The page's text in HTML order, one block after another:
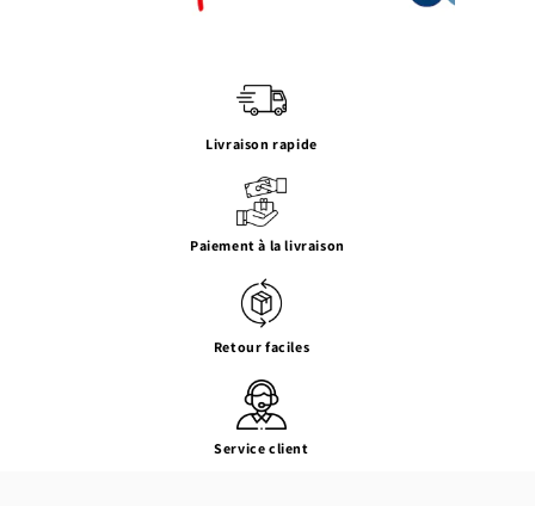
Livraison rapide
Paiement à la livraison
Retour faciles
Service client